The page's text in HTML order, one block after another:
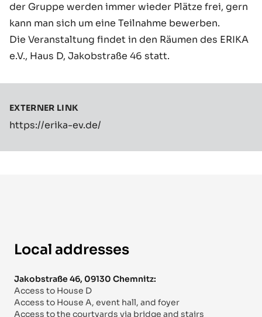
der Gruppe werden immer wieder Plätze frei, gern
kann man sich um eine Teilnahme bewerben.
Die Veranstaltung findet in den Räumen des ERIKA
e.V., Haus D, Jakobstraße 46 statt.
EXTERNER LINK
https://erika-ev.de/
Local addresses
Jakobstraße 46, 09130 Chemnitz:
Access to House D
Access to House A, event hall, and foyer
Access to the courtyards via bridge and stairs